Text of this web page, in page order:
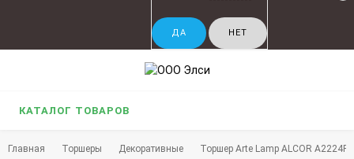
КАТАЛОГ ТОВАРОВ
Главная Торшеры Декоративные Торшер Arte Lamp ALCOR